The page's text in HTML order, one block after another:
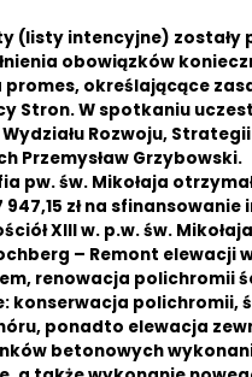
(listy intencyjne) zostały
obowiązków
promes, określającące
Stron. W spotkaniu
Rozwoju,
Przemysław Grzybowski.
pw. św. Mikołaja
zł na
XIII w. p.w. św.
– Remont elewacji
renowacja polichromii
konserwacja polichromii,
ponadto elewacja
betonowych